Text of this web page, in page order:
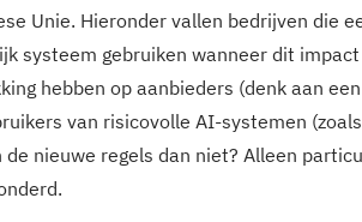
Unie. Hieronder vallen bedrijven die
systeem gebruiken wanneer dit
hebben op aanbieders (denk aan
van risicovolle AI-systemen
de nieuwe regels dan niet? Alleen